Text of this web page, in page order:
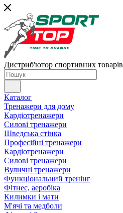
Дистриб'ютор спортивних товарів
Каталог
Тренажери для дому
Кардіотренажери
Силові тренажери
Шведська стінка
Професійні тренажери
Кардіотренажери
Силові тренажери
Вуличні тренажери
Функціональний тренінг
Фітнес, аеробіка
Килимки і мати
М'ячі та медболи